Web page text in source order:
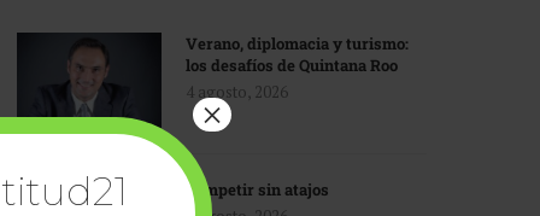
Verano, diplomacia y turismo:
los desafíos de Quintana Roo
4 agosto, 2026
Competir sin atajos
×